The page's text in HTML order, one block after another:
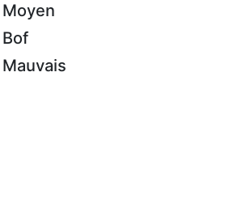
Moyen
Bof
Mauvais